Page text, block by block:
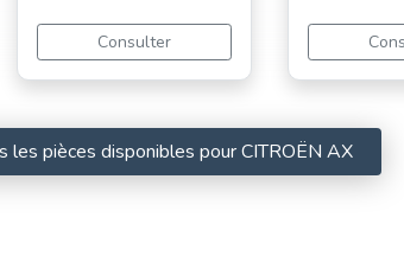
Consulter
les pièces disponibles pour CITROËN AX